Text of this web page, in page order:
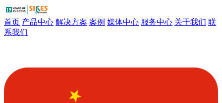
首页 产品中心 解决方案 案例 媒体中心 服务中心 关于我们 联
系我们